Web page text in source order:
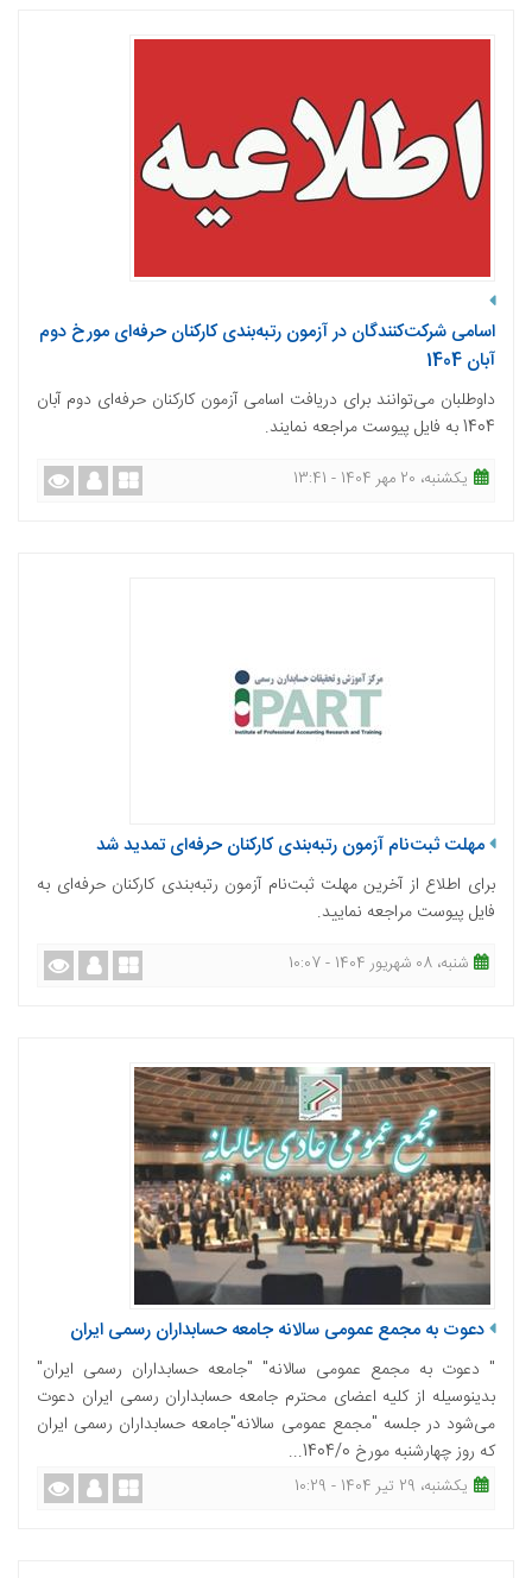
اسامی شرکت‌کنندگان در آزمون رتبه‌بندی کارکنان حرفه‌ای مورخ دوم
آبان 1404
داوطلبان می‌توانند برای دریافت اسامی آزمون کارکنان حرفه‌ای دوم آبان
1404 به فایل پیوست مراجعه نمایند.
یکشنبه، 20 مهر 1404 - 13:41
مهلت ثبت‌نام آزمون رتبه‌بندی کارکنان حرفه‌ای تمدید شد
برای اطلاع از آخرین مهلت ثبت‌نام آزمون رتبه‌بندی کارکنان حرفه‌ای به
فایل پیوست مراجعه نمایید.
شنبه، 08 شهریور 1404 - 10:07
دعوت به مجمع عمومی سالانه جامعه حسابداران رسمی ایران
" دعوت به مجمع عمومی سالانه" "جامعه حسابداران رسمی ایران"
بدینوسیله از کلیه اعضای محترم جامعه حسابداران رسمی ایران دعوت
می‌شود در جلسه "مجمع عمومی سالانه"جامعه حسابداران رسمی ایران
که روز چهارشنبه مورخ 1404/0...
یکشنبه، 29 تیر 1404 - 10:29